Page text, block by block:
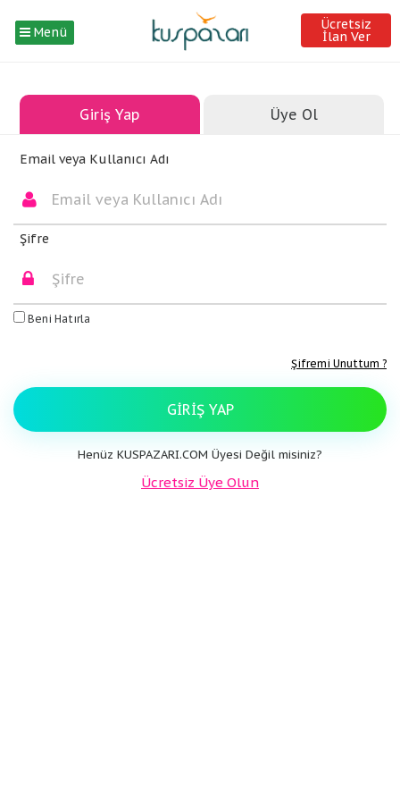
Menü Ücretsiz
İlan Ver
Giriş Yap Üye Ol
Email veya Kullanıcı Adı
Şifre
Beni Hatırla
Şifremi Unuttum ?
GIRIŞ YAP
Henüz KUSPAZARI.COM Üyesi Değil misiniz?
Ücretsiz Üye Olun